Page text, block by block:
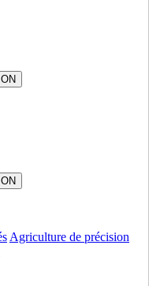
Agriculture de précision